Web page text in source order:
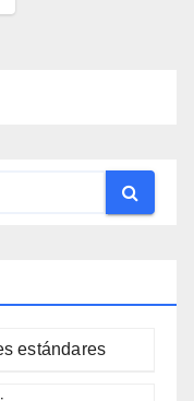
estándares